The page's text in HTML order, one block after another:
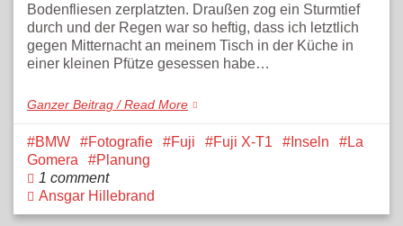
Bodenfliesen zerplatzten. Draußen zog ein Sturmtief
durch und der Regen war so heftig, dass ich letztlich
gegen Mitternacht an meinem Tisch in der Küche in
einer kleinen Pfütze gesessen habe…
Ganzer Beitrag / Read More
BMW Fotografie Fuji Fuji X-T1 Inseln
La
Gomera
Planung
1 comment
Ansgar Hillebrand